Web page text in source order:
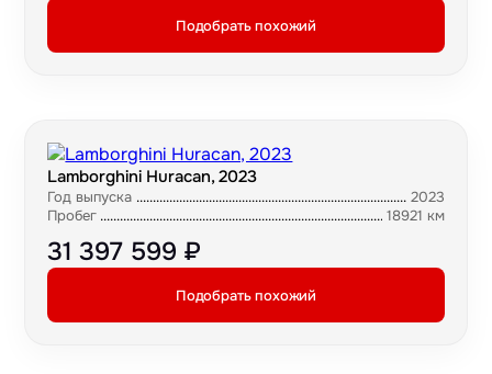
Подобрать похожий
Lamborghini Huracan, 2023
Год выпуска
2023
Пробег
18921 км
31 397 599 ₽
Подобрать похожий